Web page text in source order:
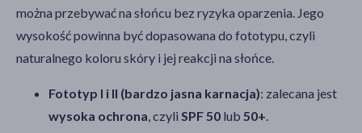
można przebywać na słońcu bez ryzyka oparzenia. Jego
wysokość powinna być dopasowana do fototypu, czyli
naturalnego koloru skóry i jej reakcji na słońce.
Fototyp I i II (bardzo jasna karnacja): zalecana jest
wysoka ochrona , czyli SPF 50 lub 50+